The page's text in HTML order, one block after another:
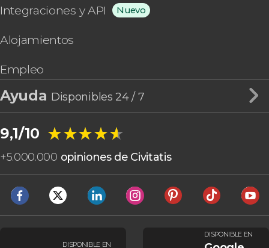
Integraciones y API Nuevo
Alojamientos
Empleo
Ayuda Disponibles 24 / 7
9,1/10 ★★★★★
★★★★★
+5.000.000 opiniones de Civitatis
DISPONIBLE EN
DISPONIBLE EN